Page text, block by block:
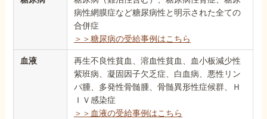
病性網膜症など糖尿病性と明示された全ての
合併症
＞＞糖尿病の受給事例はこちら
血液
再生不良性貧血、溶血性貧血、血小板減少性
紫班病、凝固因子欠乏症、白血病、悪性リン
パ腫、多発性骨髄腫、骨髄異形性症候群、Ｈ
ＩＶ感染症
＞＞血液の受給事例はこちら